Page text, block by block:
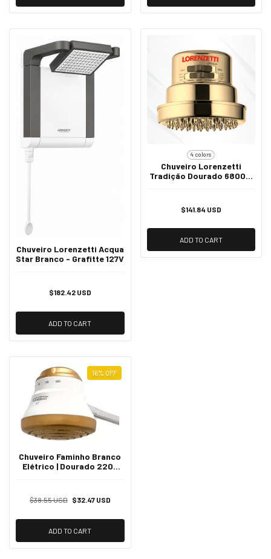
Chuveiro Lorenzetti Acqua
Star Branco - Grafitte 127V
$182.42 USD
ADD TO CART
4 colors
Chuveiro Lorenzetti
Tradição Dourado 6800W
$141.84 USD
ADD TO CART
16% OFF
Chuveiro Faminho Branco
Elétrico | Dourado 220v
$38.55 USD $32.47 USD
ADD TO CART